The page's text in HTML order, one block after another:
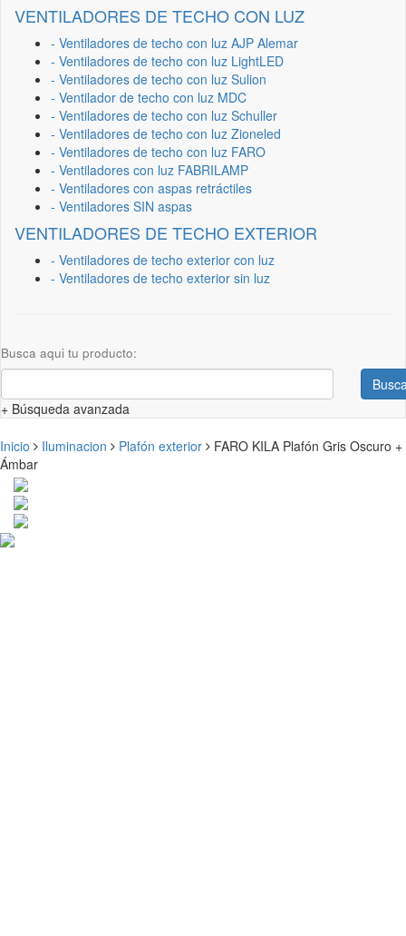
VENTILADORES DE TECHO CON LUZ
- Ventiladores de techo con luz AJP Alemar
- Ventiladores de techo con luz LightLED
- Ventiladores de techo con luz Sulion
- Ventilador de techo con luz MDC
- Ventiladores de techo con luz Schuller
- Ventiladores de techo con luz Zioneled
- Ventiladores de techo con luz FARO
- Ventiladores con luz FABRILAMP
- Ventiladores con aspas retráctiles
- Ventiladores SIN aspas
VENTILADORES DE TECHO EXTERIOR
- Ventiladores de techo exterior con luz
- Ventiladores de techo exterior sin luz
Busca aqui tu producto:
+ Búsqueda avanzada
Inicio Iluminacion Plafón exterior
FARO KILA Plafón Gris Oscuro +
Ámbar